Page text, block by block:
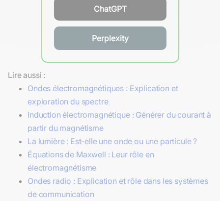
ChatGPT
Perplexity
Lire aussi :
Ondes électromagnétiques : Explication et
exploration du spectre
Induction électromagnétique : Générer du courant à
partir du magnétisme
La lumière : Est-elle une onde ou une particule ?
Équations de Maxwell : Leur rôle en
électromagnétisme
Ondes radio : Explication et rôle dans les systèmes
de communication